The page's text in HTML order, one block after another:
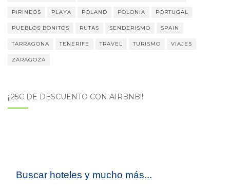
PIRINEOS PLAYA POLAND POLONIA PORTUGAL
PUEBLOS BONITOS RUTAS SENDERISMO SPAIN
TARRAGONA TENERIFE TRAVEL TURISMO VIAJES
ZARAGOZA
¡¡25€ DE DESCUENTO CON AIRBNB!!
Buscar hoteles y mucho más...